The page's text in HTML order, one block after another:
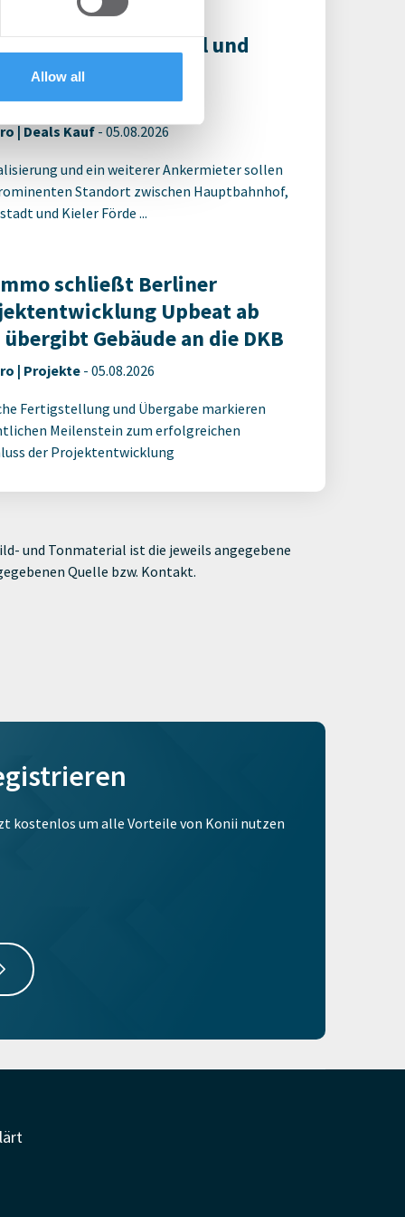
Allow all
erwirbt das CAP Kiel und
umfassende
| Deals Kauf- 05.08.2026
und ein weiterer Ankermieter sollen
Standort zwischen Hauptbahnhof,
und Kieler Förde ...
schließt Berliner
Upbeat ab
Gebäude an die DKB
| Projekte - 05.08.2026
Fertigstellung und Übergabe markieren
Meilenstein zum erfolgreichen
der Projektentwicklung
und Tonmaterial ist die jeweils angegebene
Quelle bzw. Kontakt.
kostenlos um alle Vorteile von Konii nutzen